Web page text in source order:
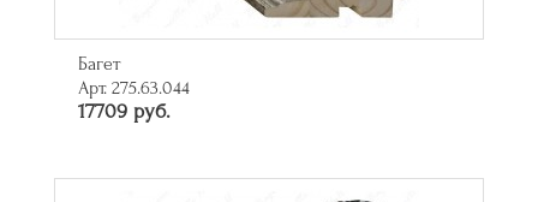
Багет
Арт. 275.63.044
17709 руб.